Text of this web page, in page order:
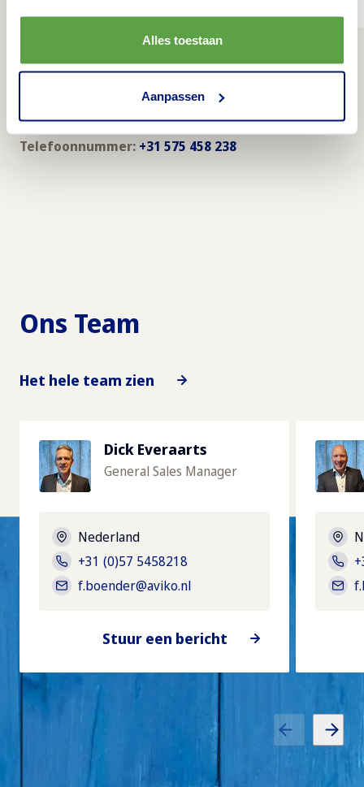
Alles toestaan
Aanpassen
Telefoon
Onze klantenservice is bereikbaar op werkdagen
tussen 08.00 - 17.00 uur.
Telefoonnummer: +31 575 458 238
Ons Team
Het hele team zien
Dick Everaarts
General Sales Manager
Nederland
+31 (0)57 5458218
f.boender@aviko.nl
Stuur een bericht